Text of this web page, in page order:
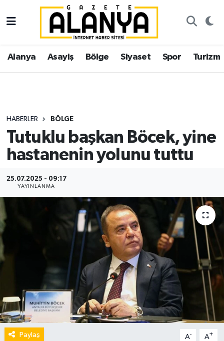
Alanya Asayiş Bölge Siyaset Spor Turizm
HABERLER BÖLGE
Tutuklu başkan Böcek, yine
hastanenin yolunu tuttu
25.07.2025 - 09:17
YAYINLANMA
Paylaş A- A+
Alanya
Asayiş
Siyaset
Spor
Gazipaşa
İstanbul Nöbetçi Eczaneler
İstanbul Hava Durumu
Süper Lig Puan Durumu ve Fikstür
Tüm Manşetler
Son Dakika Haberleri